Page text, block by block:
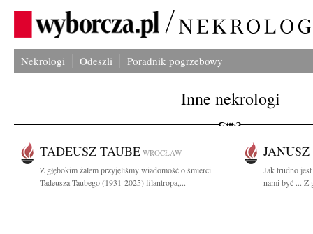
Nekrologi Odeszli Poradnik pogrzebowy
Inne nekrologi
TADEUSZ TAUBE WROCŁAW
Z głębokim żalem przyjęliśmy wiadomość o śmierci
Tadeusza Taubego (1931-2025) filantropa,...
Jak trudno
nami być ... Z